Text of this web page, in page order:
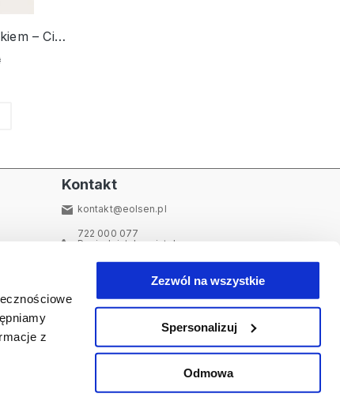
z
Zezwól na wszystkie
Spersonalizuj
Odmowa
Różowa sukienka z kołnierzykiem – Ciao Amore
Kontakt
kontakt@eolsen.pl
722 000 077
Poniedziałek - piątek:
Najczęściej zadawane pytania
Dołącz do nas